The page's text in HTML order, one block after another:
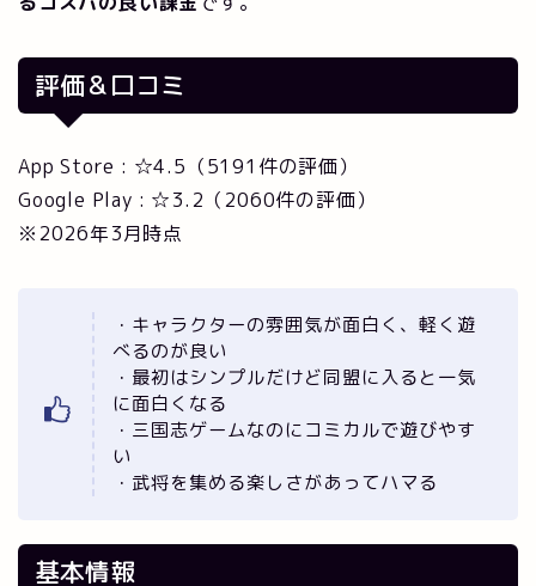
評価＆口コミ
App Store : ☆4.5（5191件の評価）
Google Play : ☆3.2（2060件の評価）
※2026年3月時点
・キャラクターの雰囲気が面白く、軽く遊
べるのが良い
・最初はシンプルだけど同盟に入ると一気
に面白くなる
・三国志ゲームなのにコミカルで遊びやす
い
・武将を集める楽しさがあってハマる
基本情報